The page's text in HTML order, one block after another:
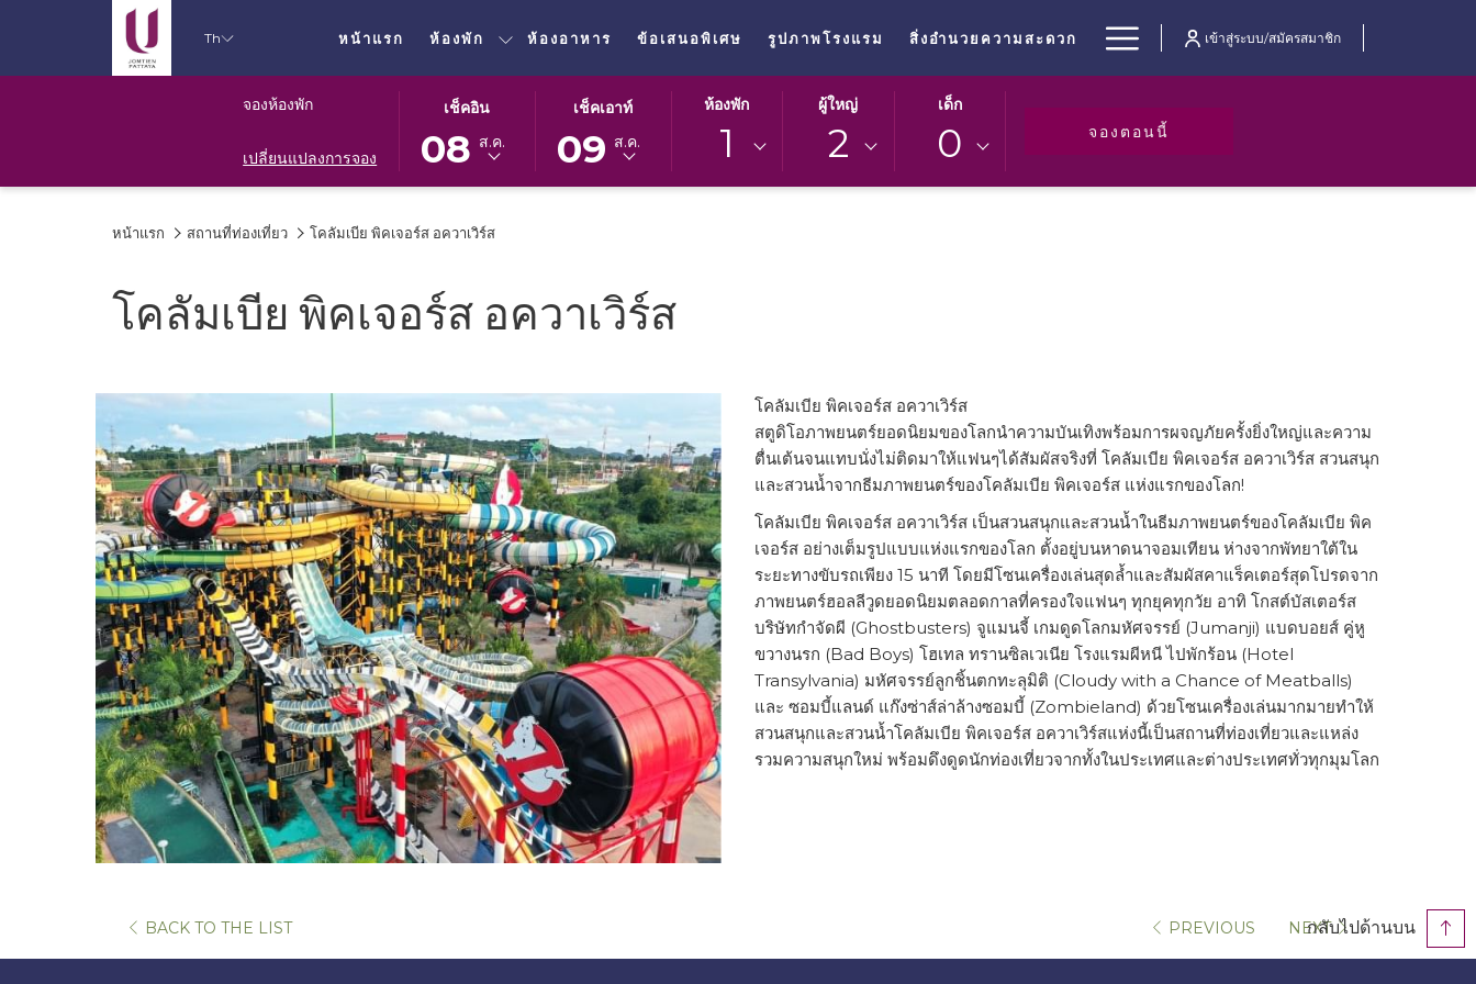
Th หน้าแรก ห้องพัก ห้องอาหาร ข้อเสนอพิเศษ รูปภาพโรงแรม สิ่งอำนวยความสะดวก Hamburger
Menu
เข้าสู่ระบบ/สมัครสมาชิก
จองห้องพัก
เปลี่ยนแปลงการจอง
เช็คอิน
จะ
เปิด
เพื่อ
เลือก
วัน
อิน
อิน
ที่
คือ
สิงหาคม
2026.
08 ส.ค.
เช็คเอาท์
จะ
เปิด
วัน
เอา
ท์
เอา
ท์
สิงหาคม
09 ส.ค.
ห้องพัก
1
ผู้ใหญ่
2
เด็ก
0 จองตอนนี้
หน้าแรก สถานที่ท่องเที่ยว โคลัมเบีย พิคเจอร์ส อควาเวิร์ส
โคลัมเบีย พิคเจอร์ส อควาเวิร์ส
โคลัมเบีย พิคเจอร์ส อควาเวิร์ส
สตูดิโอภาพยนตร์ยอดนิยมของโลกนำความบันเทิงพร้อมการผจญภัยครั้งยิ่งใหญ่และความ
ตื่นเต้นจนแทบนั่งไม่ติดมาให้แฟนๆได้สัมผัสจริงที่ โคลัมเบีย พิคเจอร์ส อควาเวิร์ส สวนสนุก
และสวนน้ำจากธีมภาพยนตร์ของโคลัมเบีย พิคเจอร์ส แห่งแรกของโลก!
โคลัมเบีย พิคเจอร์ส อควาเวิร์ส เป็นสวนสนุกและสวนน้ำในธีมภาพยนตร์ของโคลัมเบีย พิค
เจอร์ส อย่างเต็มรูปแบบแห่งแรกของโลก ตั้งอยู่บนหาดนาจอมเทียน ห่างจากพัทยาใต้ใน
ระยะทางขับรถเพียง 15 นาที โดยมีโซนเครื่องเล่นสุดล้ำและสัมผัสคาแร็คเตอร์สุดโปรดจาก
ภาพยนตร์ฮอลลีวูดยอดนิยมตลอดกาลที่ครองใจแฟนๆ ทุกยุคทุกวัย อาทิ โกสต์บัสเตอร์ส
บริษัทกำจัดผี (Ghostbusters) จูแมนจี้ เกมดูดโลกมหัศจรรย์ (Jumanji) แบดบอยส์ คู่หู
ขวางนรก (Bad Boys) โฮเทล ทรานซิลเวเนีย โรงแรมผีหนี ไปพักร้อน (Hotel
Transylvania) มหัศจรรย์ลูกชิ้นตกทะลุมิติ (Cloudy with a Chance of Meatballs)
และ ซอมบี้แลนด์ แก๊งซ่าส์ล่าล้างซอมบี้ (Zombieland) ด้วยโซนเครื่องเล่นมากมายทำให้
สวนสนุกและสวนน้ำโคลัมเบีย พิคเจอร์ส อควาเวิร์สแห่งนี้เป็นสถานที่ท่องเที่ยวและแหล่ง
รวมความสนุกใหม่ พร้อมดึงดูดนักท่องเที่ยวจากทั้งในประเทศและต่างประเทศทั่วทุกมุมโลก
BACK TO THE LIST PREVIOUS NEXT
กลับไปด้านบน